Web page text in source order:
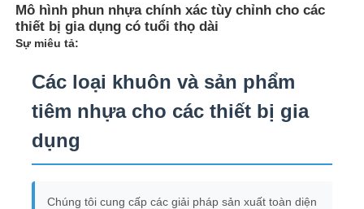
Mô hình phun nhựa chính xác tùy chỉnh cho các
thiết bị gia dụng có tuổi thọ dài
Sự miêu tả:
Các loại khuôn và sản phẩm
tiêm nhựa cho các thiết bị gia
dụng
Chúng tôi cung cấp các giải pháp sản xuất toàn diện